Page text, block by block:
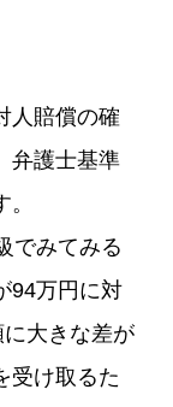
人賠償の確
弁護士基準
でみてみる
94万円に対
大きな差が
受け取るた